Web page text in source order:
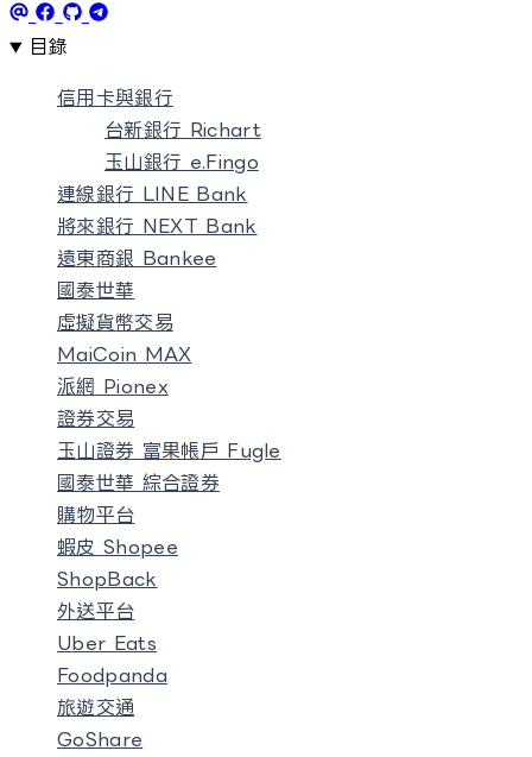
目錄
信用卡與銀行
台新銀行 Richart
玉山銀行 e.Fingo
連線銀行 LINE Bank
將來銀行 NEXT Bank
遠東商銀 Bankee
國泰世華
虛擬貨幣交易
MaiCoin MAX
派網 Pionex
證券交易
玉山證券 富果帳戶 Fugle
國泰世華 綜合證券
購物平台
蝦皮 Shopee
ShopBack
外送平台
Uber Eats
Foodpanda
旅遊交通
GoShare